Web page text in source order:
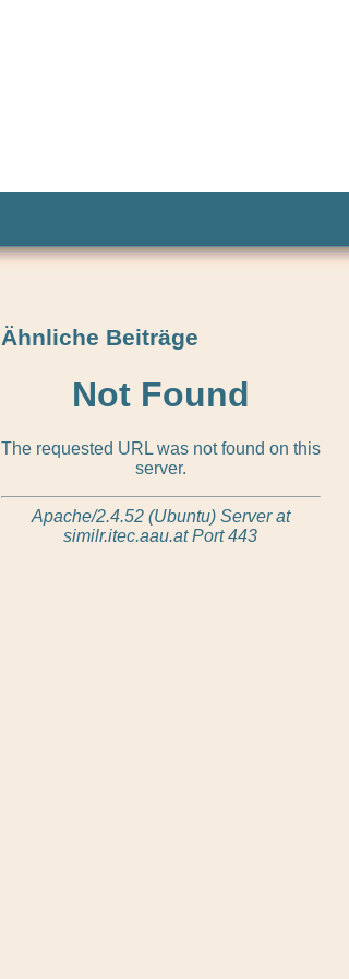
Ähnliche Beiträge
Not Found
The requested URL was not found on this
server.
Apache/2.4.52 (Ubuntu) Server at
similr.itec.aau.at Port 443